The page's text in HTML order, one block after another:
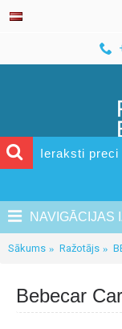
NAVIGĀCIJAS
Sākums Ražotājs
Bebecar